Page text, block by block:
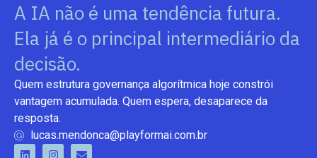
A IA não é uma tendência futura.
Ela já é o principal intermediário da
decisão.
Quem estrutura governança algorítmica hoje constrói
vantagem acumulada. Quem espera, desaparece da
resposta.
lucas.mendonca@playformai.com.br